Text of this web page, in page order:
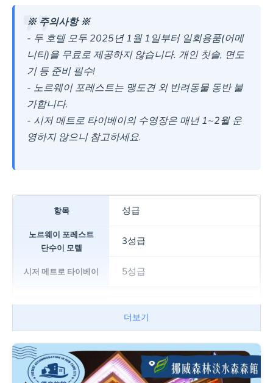
※ 주의사항 ※
- 두 호텔 모두 2025년 1월 1일부터 일회용품(어메
니티)을 무료로 제공하지 않습니다. 개인 칫솔, 면도
기 등 준비 필수!
- 노르웨이 포레스트는 맹도견 외 반려동물 동반 불
가합니다.
- 시저 메트로 타이베이의 수영장은 매년 1~2월 운
영하지 않으니 참고하세요.
성급
3성급
5성급
체크인/체크아웃
18:00 / 12:00
15:00 / 12:00
더보기